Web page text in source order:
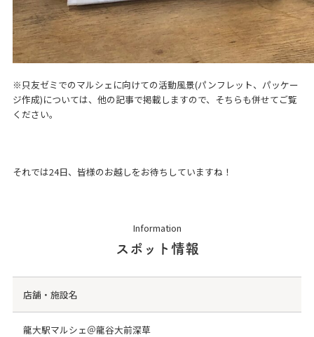
※只友ゼミでのマルシェに向けての活動風景(パンフレット、パッケー
ジ作成)については、他の記事で掲載しますので、そちらも併せてご覧
ください。
それでは24日、皆様のお越しをお待ちしていますね！
Information
スポット情報
店舗・施設名
龍大駅マルシェ＠龍谷大前深草